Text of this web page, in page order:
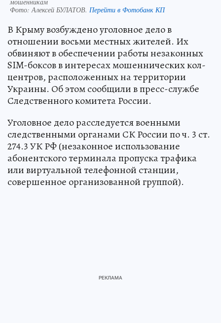
Фото: Алексей БУЛАТОВ. Перейти в Фотобанк КП
В Крыму возбуждено уголовное дело в
отношении восьми местных жителей. Их
обвиняют в обеспечении работы незаконных
SIM-боксов в интересах мошеннических кол-
центров, расположенных на территории
Украины. Об этом сообщили в пресс-службе
Следственного комитета России.
Уголовное дело расследуется военными
следственными органами СК России по ч. 3 ст.
274.3 УК РФ (незаконное использование
абонентского терминала пропуска трафика
или виртуальной телефонной станции,
совершенное организованной группой).